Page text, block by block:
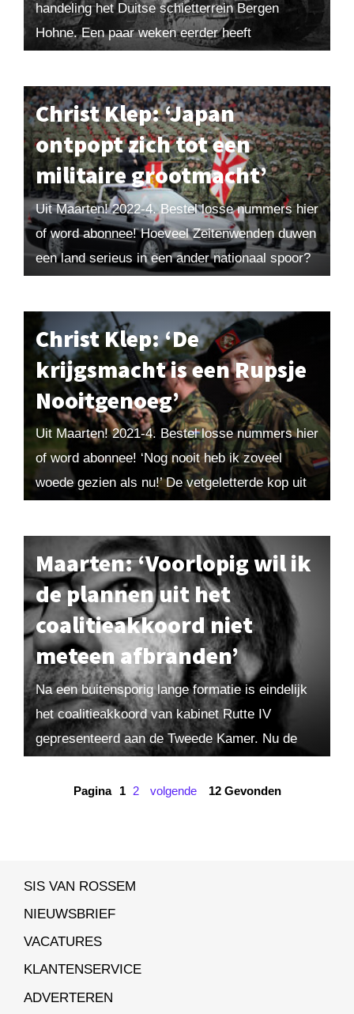
handeling het Duitse schietterrein Bergen
Hohne. Een paar weken eerder heeft
Christ Klep: ‘Japan
ontpopt zich tot een
militaire grootmacht’
Uit Maarten! 2022-4. Bestel losse nummers hier
of word abonnee! Hoeveel Zeitenwenden duwen
een land serieus in een ander nationaal spoor?
Christ Klep: ‘De
krijgsmacht is een Rupsje
Nooitgenoeg’
Uit Maarten! 2021-4. Bestel losse nummers hier
of word abonnee! ‘Nog nooit heb ik zoveel
woede gezien als nu!’ De vetgeletterde kop uit
Maarten: ‘Voorlopig wil ik
de plannen uit het
coalitieakkoord niet
meteen afbranden’
Na een buitensporig lange formatie is eindelijk
het coalitieakkoord van kabinet Rutte IV
gepresenteerd aan de Tweede Kamer. Nu de
komende jaren...
Pagina 1 2 volgende 12 Gevonden
SIS VAN ROSSEM
NIEUWSBRIEF
VACATURES
KLANTENSERVICE
ADVERTEREN